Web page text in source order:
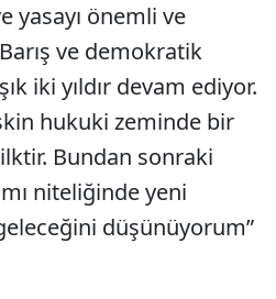
yasayı önemli ve
ve demokratik
iki yıldır devam ediyor.
hukuki zeminde bir
ilktir. Bundan sonraki
niteliğinde yeni
düşünüyorum”